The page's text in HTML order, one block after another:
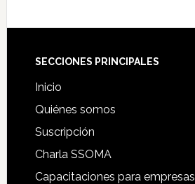
Footer
SECCIONES PRINCIPALES
Inicio
Quiénes somos
Suscripción
Charla SSOMA
Capacitaciones para empresas